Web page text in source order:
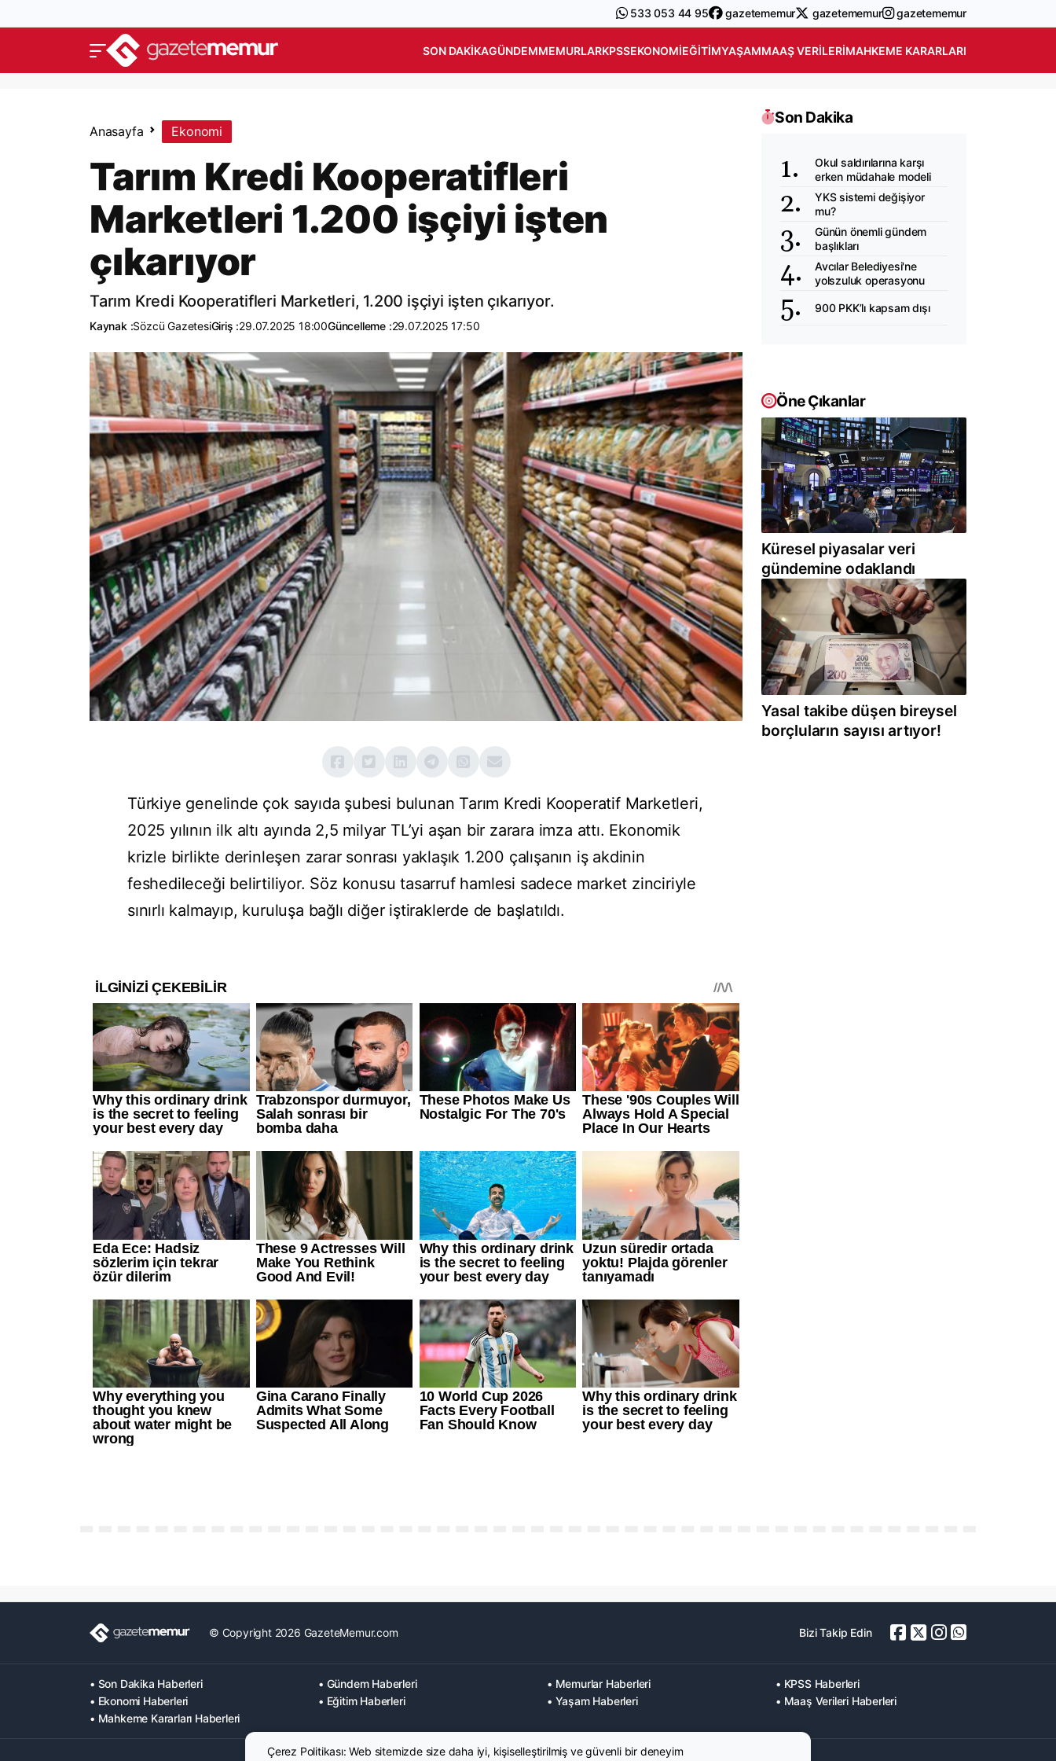
533 053 44 95 gazetememur gazetememur gazetememur
SON DAKIKAGÜNDEMMEMURLARKPSSEKONOMIEĞITIMYAŞAMMAAŞ VERILERIMAHKEME KARARLARI
Anasayfa Ekonomi
Tarım Kredi Kooperatifleri
Marketleri 1.200 işçiyi işten
çıkarıyor
Tarım Kredi Kooperatifleri Marketleri, 1.200 işçiyi işten çıkarıyor.
Kaynak :Sözcü GazetesiGiriş :29.07.2025 18:00Güncelleme :29.07.2025 17:50
Türkiye genelinde çok sayıda şubesi bulunan Tarım Kredi Kooperatif Marketleri,
2025 yılının ilk altı ayında 2,5 milyar TL’yi aşan bir zarara imza attı. Ekonomik
krizle birlikte derinleşen zarar sonrası yaklaşık 1.200 çalışanın iş akdinin
feshedileceği belirtiliyor. Söz konusu tasarruf hamlesi sadece market zinciriyle
sınırlı kalmayıp, kuruluşa bağlı diğer iştiraklerde de başlatıldı.
Son Dakika
Okul saldırılarına karşı
erken müdahale modeli
YKS sistemi değişiyor
mu?
Günün önemli gündem
başlıkları
Avcılar Belediyesi'ne
yolszuluk operasyonu
900 PKK’lı kapsam dışı
Öne Çıkanlar
Küresel piyasalar veri
gündemine odaklandı
Yasal takibe düşen bireysel
borçluların sayısı artıyor!
© Copyright 2026 GazeteMemur.com Bizi Takip Edin
• Son Dakika Haberleri • Gündem Haberleri • Memurlar Haberleri
• KPSS Haberleri
• Ekonomi Haberleri
• Eğitim Haberleri • Yaşam Haberleri
• Maaş Verileri Haberleri
• Mahkeme Kararları Haberleri
Çerez Politikası: Web sitemizde size daha iyi, kişiselleştirilmiş ve güvenli bir deneyim